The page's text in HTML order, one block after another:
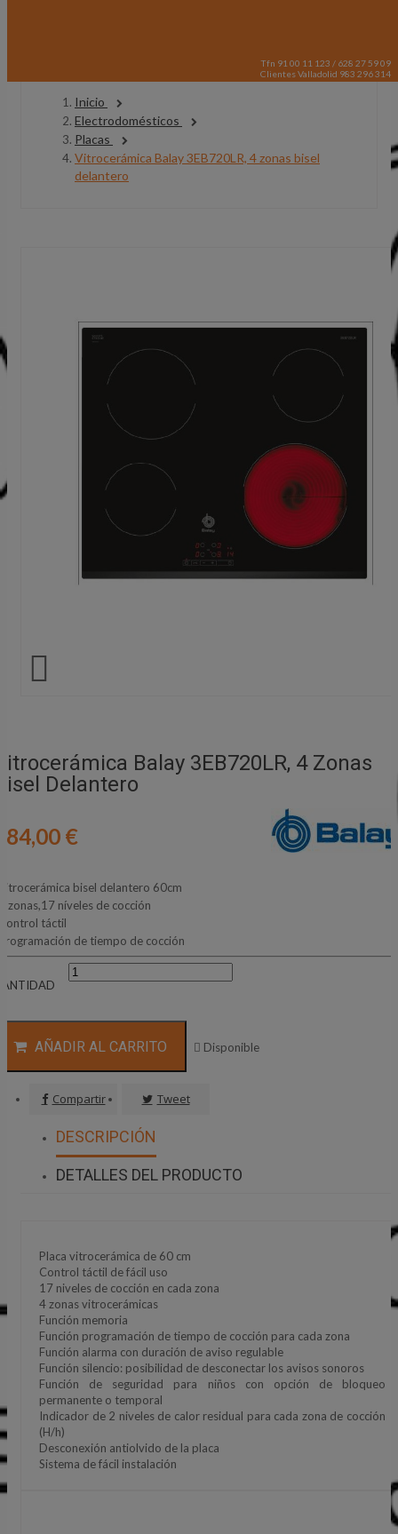
Tfn 91 00 11 123 / 628 27 59 09
Clientes Valladolid 983 296 314
Inicio
Electrodomésticos
Placas
Vitrocerámica Balay 3EB720LR, 4 zonas bisel
delantero

Balay 3EB720LR, 4 Zonas
Delantero
€
bisel delantero 60cm
zonas,17 níveles de cocción
táctil
de tiempo de cocción
AÑADIR AL CARRITO  Disponible
Compartir Tweet
DESCRIPCIÓN
DETALLES DEL PRODUCTO
Placa vitrocerámica de 60 cm
Control táctil de fácil uso
17 niveles de cocción en cada zona
4 zonas vitrocerámicas
Función memoria
Función programación de tiempo de cocción para cada zona
Función alarma con duración de aviso regulable
Función silencio: posibilidad de desconectar los avisos sonoros
Función de seguridad para niños con opción de bloqueo
permanente o temporal
Indicador de 2 niveles de calor residual para cada zona de cocción
(H/h)
Desconexión antiolvido de la placa
Sistema de fácil instalación